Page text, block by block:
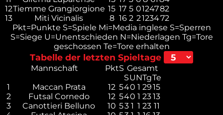
12Tiemme Grangiorgione 15 17 5 0124782
13
Miti Vicinalis 8 16 2 2123472
Pkt=Punkte S=Spiele Mi=Media inglese S=Sperren
S=Siege U=Unentschieden N=Niederlagen Tg=Tore
geschossen Te=Tore erhalten
Tabelle der letzten Spieltage
Mannschaft PktS Gesamt
SUNTgTe
1
Maccan Prata 12 540 1 2915
2
Futsal Cornedo 12 540 1 2313
3
Canottieri Belluno 10 53 1 1 23 11